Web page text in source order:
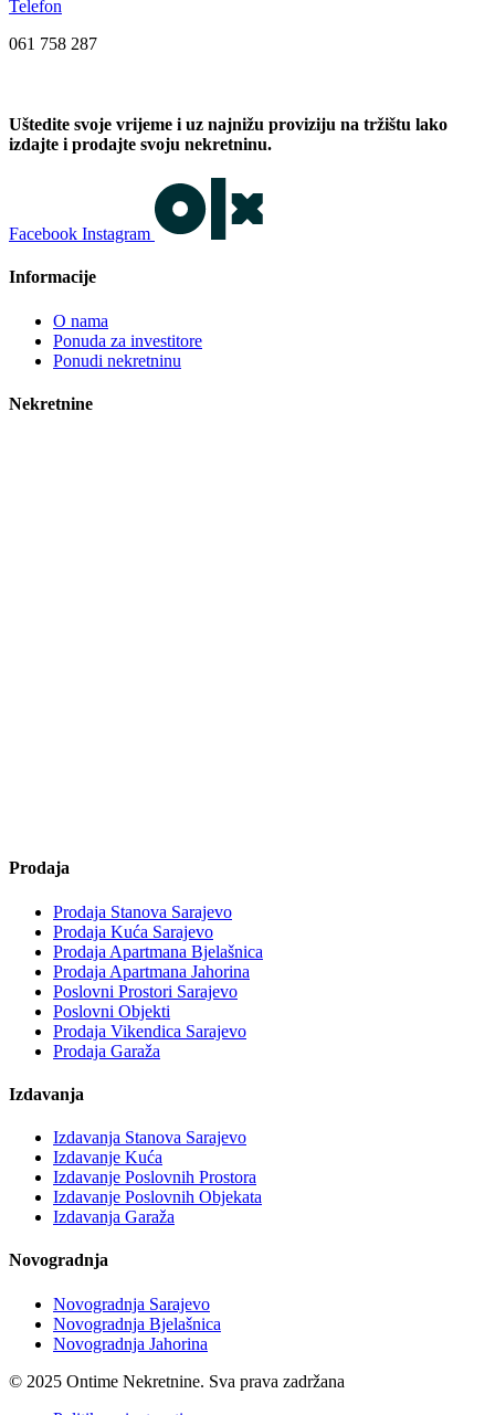
Telefon
061 758 287
Uštedite svoje vrijeme i uz najnižu proviziju na tržištu lako
izdajte i prodajte svoju nekretninu.
Facebook Instagram
Informacije
O nama
Ponuda za investitore
Ponudi nekretninu
Nekretnine
Prodaja
Prodaja Stanova Sarajevo
Prodaja Kuća Sarajevo
Prodaja Apartmana Bjelašnica
Prodaja Apartmana Jahorina
Poslovni Prostori Sarajevo
Poslovni Objekti
Prodaja Vikendica Sarajevo
Prodaja Garaža
Izdavanja
Izdavanja Stanova Sarajevo
Izdavanje Kuća
Izdavanje Poslovnih Prostora
Izdavanje Poslovnih Objekata
Izdavanja Garaža
Novogradnja
Novogradnja Sarajevo
Novogradnja Bjelašnica
Novogradnja Jahorina
© 2025 Ontime Nekretnine. Sva prava zadržana